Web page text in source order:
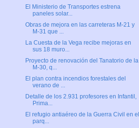
El Ministerio de Transportes estrena
paneles solar...
Obras de mejora en las carreteras M-21 y
M-31 que ...
La Cuesta de la Vega recibe mejoras en
sus 18 muro...
Proyecto de renovación del Tanatorio de la
M-30, q...
El plan contra incendios forestales del
verano de ...
Detalle de los 2.931 profesores en Infantil,
Prima...
El refugio antiaéreo de la Guerra Civil en el
parq...